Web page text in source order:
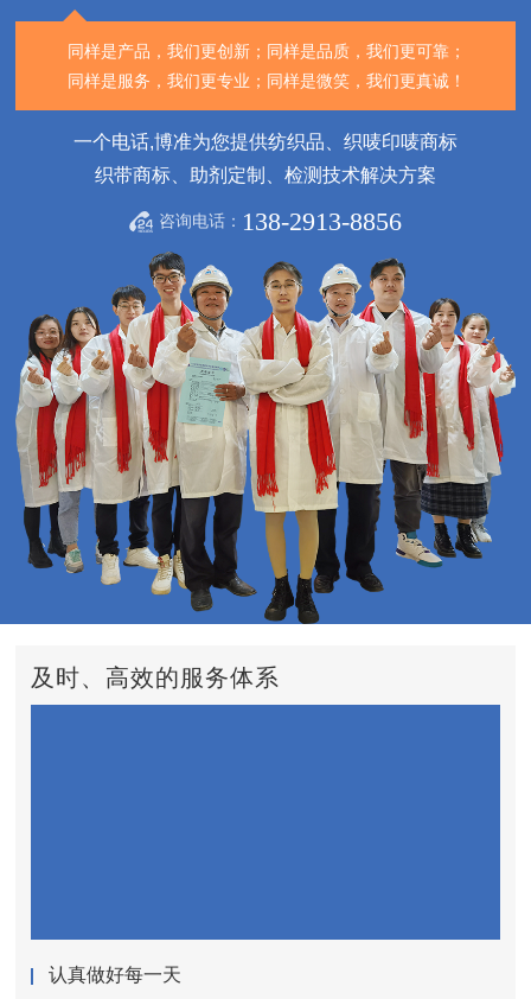
同样是产品，我们更创新； 同样是品质，我们更可靠；
同样是服务，我们更专业； 同样是微笑，我们更真诚！
一个电话,博准为您提供纺织品、织唛印唛商标
织带商标、助剂定制、检测技术解决方案
咨询电话： 138-2913-8856
及时、高效的服务体系
认真做好每一天